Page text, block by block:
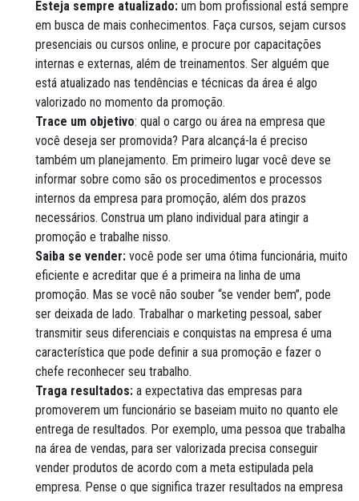
Esteja sempre atualizado: um bom profissional está sempre
em busca de mais conhecimentos. Faça cursos, sejam cursos
presenciais ou cursos online, e procure por capacitações
internas e externas, além de treinamentos. Ser alguém que
está atualizado nas tendências e técnicas da área é algo
valorizado no momento da promoção.
Trace um objetivo: qual o cargo ou área na empresa que
você deseja ser promovida? Para alcançá-la é preciso
também um planejamento. Em primeiro lugar você deve se
informar sobre como são os procedimentos e processos
internos da empresa para promoção, além dos prazos
necessários. Construa um plano individual para atingir a
promoção e trabalhe nisso.
Saiba se vender: você pode ser uma ótima funcionária, muito
eficiente e acreditar que é a primeira na linha de uma
promoção. Mas se você não souber “se vender bem”, pode
ser deixada de lado. Trabalhar o marketing pessoal, saber
transmitir seus diferenciais e conquistas na empresa é uma
característica que pode definir a sua promoção e fazer o
chefe reconhecer seu trabalho.
Traga resultados: a expectativa das empresas para
promoverem um funcionário se baseiam muito no quanto ele
entrega de resultados. Por exemplo, uma pessoa que trabalha
na área de vendas, para ser valorizada precisa conseguir
vender produtos de acordo com a meta estipulada pela
empresa. Pense o que significa trazer resultados na empresa